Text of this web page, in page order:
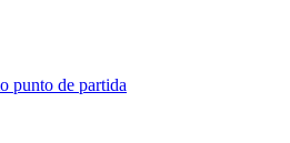
punto de partida